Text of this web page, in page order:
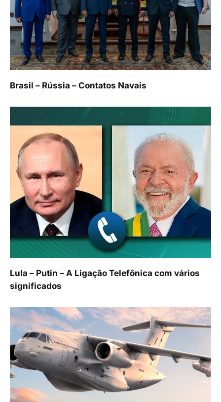
Brasil – Rússia – Contatos Navais
Lula – Putin – A Ligação Telefônica com vários
significados